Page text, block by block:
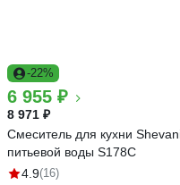
-22%
6 955 ₽
8 971 ₽
Смеситель для кухни
питьевой воды S178C
4.9(16)